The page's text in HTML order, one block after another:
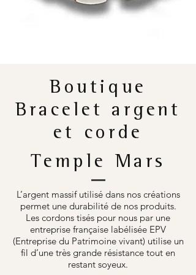
Boutique
Bracelet argent
et corde
Temple Mars
L’argent massif utilisé dans nos créations
permet une durabilité de nos produits.
Les cordons tisés pour nous par une
entreprise française labélisée EPV
(Entreprise du Patrimoine vivant) utilise un
fil d’une très grande résistance tout en
restant soyeux.